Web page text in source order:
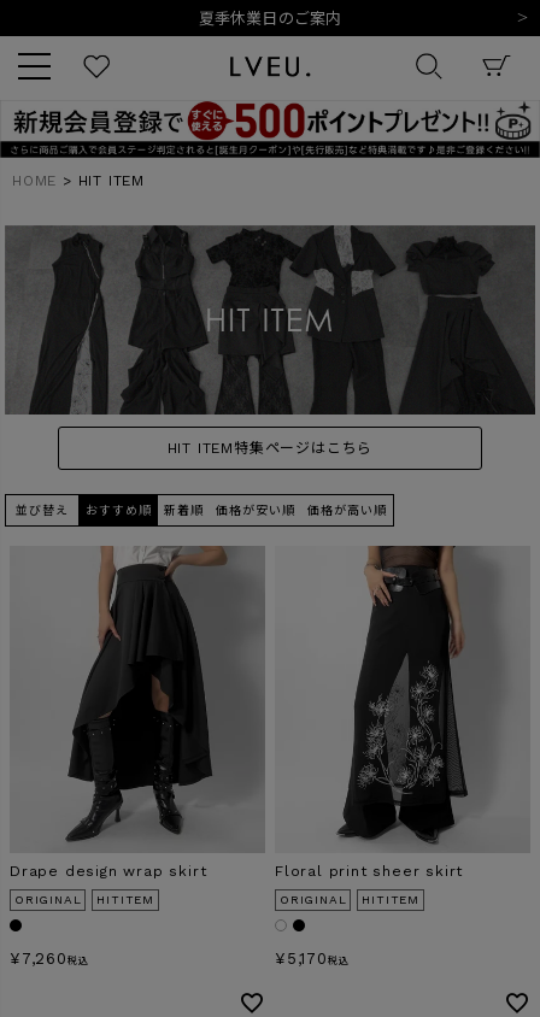
令和8年熊本地震の影響によるお荷物のお届けについて
新規会員登録でもれなく500ポイントプレゼント
夏季休業日のご案内
令和8年熊本地震の影響によるお荷物のお届けについて
キーワード
商品番号
販売タイプ
商品タイプ
ORIGINAL HIT ITEM
カラー
価格（税込）
〜
HOME HIT ITEM
HIT ITEM特集ページはこちら
並び替え おすすめ順 新着順 価格が安い順 価格が高い順
Drape design wrap skirt
ORIGINAL HITITEM
¥ 7,260 税込
Floral print sheer skirt
ORIGINAL HITITEM
¥ 5,170 税込